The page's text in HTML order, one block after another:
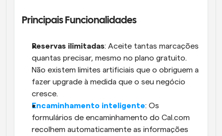
Principais Funcionalidades
Reservas ilimitadas: Aceite tantas marcações
quantas precisar, mesmo no plano gratuito.
Não existem limites artificiais que o obriguem a
fazer upgrade à medida que o seu negócio
cresce.
Encaminhamento inteligente: Os
formulários de encaminhamento do Cal.com
recolhem automaticamente as informações